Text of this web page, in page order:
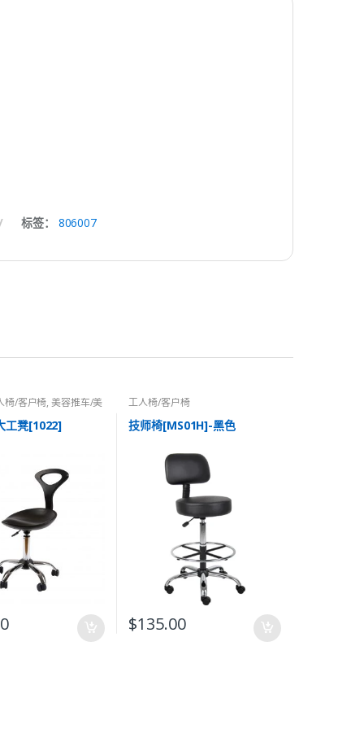
标签： 806007
椅/客户椅,美容推车/美
工凳[1022]
工人椅/客户椅
技师椅[MS01H]-黑色
$135.00